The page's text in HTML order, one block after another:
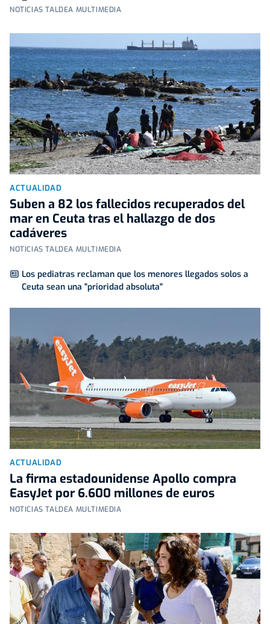
NOTICIAS TALDEA MULTIMEDIA
ACTUALIDAD
Suben a 82 los fallecidos recuperados del
mar en Ceuta tras el hallazgo de dos
cadáveres
NOTICIAS TALDEA MULTIMEDIA
Los pediatras reclaman que los menores llegados solos a
Ceuta sean una "prioridad absoluta"
ACTUALIDAD
La firma estadounidense Apollo compra
EasyJet por 6.600 millones de euros
NOTICIAS TALDEA MULTIMEDIA